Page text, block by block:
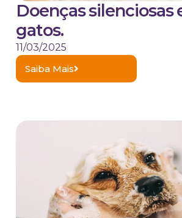
Doenças silenciosas
gatos.
11/03/2025
Saiba Mais